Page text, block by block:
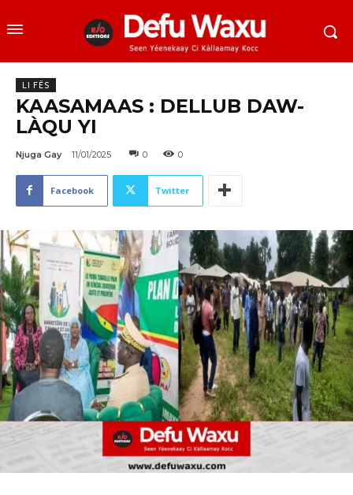
LI FËS
KAASAMAAS : DELLUB DAW-
LÀQU YI
Njuga Gay 11/01/2025 0 0
Facebook Twitter